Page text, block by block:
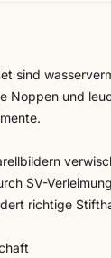
sind
Noppen und
SV-Verleimung
richtige